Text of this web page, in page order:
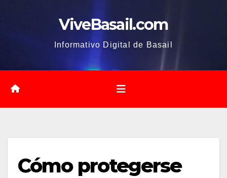
ViveBasail.com
Informativo Digital de Basail
Cómo protegerse